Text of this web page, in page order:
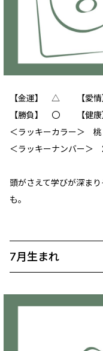
【金運】 △ 【愛
【勝負】 〇 【健
＜ラッキーカラー＞ 桃
＜ラッキーナンバー＞
頭がさえて学びが深ま
も。
7月生まれ